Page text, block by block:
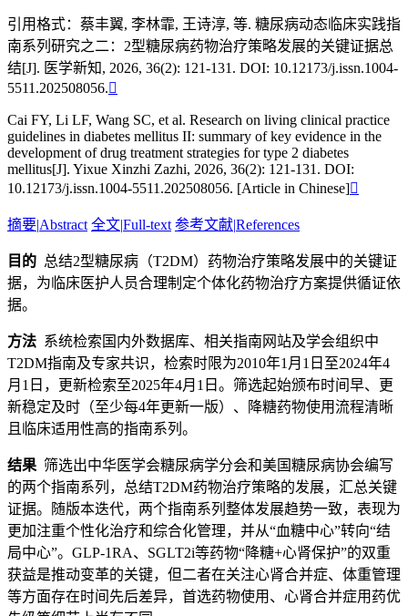
引用格式： 蔡丰翼, 李林霏, 王诗淳, 等. 糖尿病动态临床实践指
南系列研究之二：2型糖尿病药物治疗策略发展的关键证据总
结[J]. 医学新知, 2026, 36(2): 121-131. DOI: 10.12173/j.issn.1004-
5511.202508056.
Cai FY, Li LF, Wang SC, et al. Research on living clinical practice
guidelines in diabetes mellitus II: summary of key evidence in the
development of drug treatment strategies for type 2 diabetes
mellitus[J]. Yixue Xinzhi Zazhi, 2026, 36(2): 121-131. DOI:
10.12173/j.issn.1004-5511.202508056. [Article in Chinese]
摘要|Abstract 全文|Full-text 参考文献|References
目的 总结2型糖尿病（T2DM）药物治疗策略发展中的关键证
据，为临床医护人员合理制定个体化药物治疗方案提供循证依
据。
方法 系统检索国内外数据库、相关指南网站及学会组织中
T2DM指南及专家共识，检索时限为2010年1月1日至2024年4
月1日，更新检索至2025年4月1日。筛选起始颁布时间早、更
新稳定及时（至少每4年更新一版）、降糖药物使用流程清晰
且临床适用性高的指南系列。
结果 筛选出中华医学会糖尿病学分会和美国糖尿病协会编写
的两个指南系列，总结T2DM药物治疗策略的发展，汇总关键
证据。随版本迭代，两个指南系列整体发展趋势一致，表现为
更加注重个性化治疗和综合化管理，并从“血糖中心”转向“结
局中心”。GLP-1RA、SGLT2i等药物“降糖+心肾保护”的双重
获益是推动变革的关键，但二者在关注心肾合并症、体重管理
等方面存在时间先后差异，首选药物使用、心肾合并症用药优